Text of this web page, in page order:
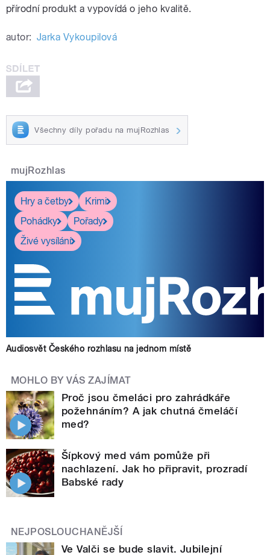
přírodní produkt a vypovídá o jeho kvalitě.
autor: Jarka Vykoupilová
Všechny díly pořadu na mujRozhlas
mujRozhlas
Hry a četby
Krimi
Pohádky
Pořady
Živé vysílání
Audiosvět Českého rozhlasu na jednom místě
MOHLO BY VÁS ZAJÍMAT
Proč jsou čmeláci pro zahrádkáře
požehnáním? A jak chutná čmeláčí
med?
Šípkový med vám pomůže při
nachlazení. Jak ho připravit, prozradí
Babské rady
NEJPOSLOUCHANĚJŠÍ
Ve Valči se bude slavit. Jubilejní